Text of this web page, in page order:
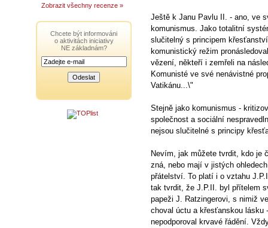
Ještě k Janu Pavlu II. - ano, ve
komunismus. Jako totalitní
slučitelný s principem
komunistický režim
vězení, někteří i zemřeli na
Komunisté ve své nenávistné
Vatikánu...\"
Stejně jako komunismus -
společnost a sociální
nejsou slučitelné s principy
Nevím, jak můžete tvrdit, kdo je
zná, nebo mají v jistých
přátelství. To platí i o vztahu
tak tvrdit, že J.P.II. byl přítelem
papeži J. Ratzingerovi, s nimiž
choval úctu a křesťanskou
nepodporoval krvavé řádění.
Zobrazit všechny recenze »
Chcete být informováni
o aktivitách iniciativy
NE základnám?